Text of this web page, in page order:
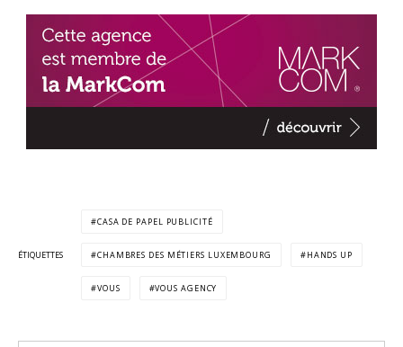
ÉTIQUETTES
CASA DE PAPEL PUBLICITÉ
CHAMBRES DES MÉTIERS LUXEMBOURG HANDS UP
VOUS VOUS AGENCY